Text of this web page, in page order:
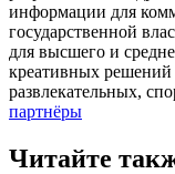
информации для
государственной
для высшего и
креативных решений
развлекательных,
партнёры
Читайте